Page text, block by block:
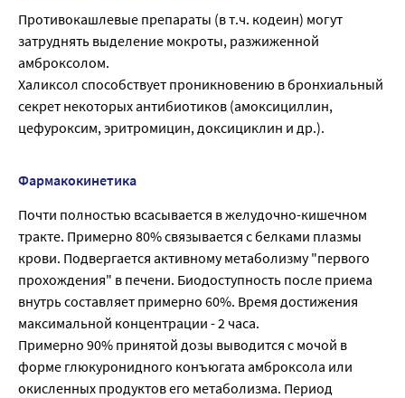
Противокашлевые препараты (в т.ч. кодеин) могут
затруднять выделение мокроты, разжиженной
амброксолом.
Халиксол способствует проникновению в бронхиальный
секрет некоторых антибиотиков (амоксициллин,
цефуроксим, эритромицин, доксициклин и др.).
Фармакокинетика
Почти полностью всасывается в желудочно-кишечном
тракте. Примерно 80% связывается с белками плазмы
крови. Подвергается активному метаболизму "первого
прохождения" в печени. Биодоступность после приема
внутрь составляет примерно 60%. Время достижения
максимальной концентрации - 2 часа.
Примерно 90% принятой дозы выводится с мочой в
форме глюкуронидного конъюгата амброксола или
окисленных продуктов его метаболизма. Период